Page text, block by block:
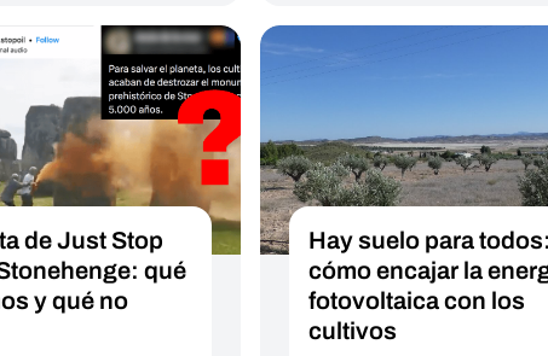
de Just Stop
qué
y qué no
Hay suelo para todos:
cómo encajar la
fotovoltaica con los
cultivos